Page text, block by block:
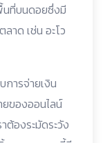
นที่บนดอยซึ่งมี
าด เช่น อะโว
ารจ่ายเงิน
ของออนไลน์
ต้องระมัดระวัง